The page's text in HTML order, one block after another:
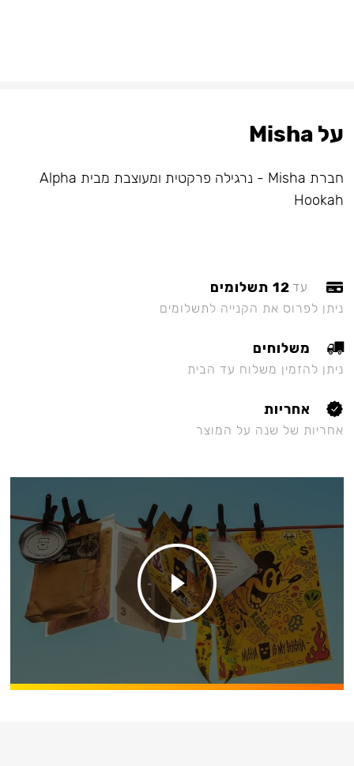
על Misha
חברת Misha - נרגילה פרקטית ומעוצבת מבית Alpha
Hookah
עד 12 תשלומים
ניתן לפרוס את הקנייה לתשלומים
משלוחים
ניתן להזמין משלוח עד הבית
אחריות
אחריות של שנה על המוצר